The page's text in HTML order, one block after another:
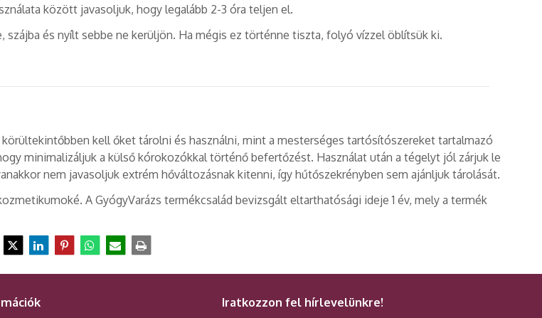
között javasoljuk, hogy legalább 2-3 óra teljen el.
szájba és nyílt sebbe ne kerüljön. Ha mégis ez történne tiszta, folyó vízzel öblítsük ki.
kell őket tárolni és használni, mint a mesterséges tartósítószereket tartalmazó
minimalizáljuk a külső kórokozókkal történő befertőzést. Használat után a tégelyt jól zárjuk le
nem javasoljuk extrém hőváltozásnak kitenni, így hűtőszekrényben sem ajánljuk tárolását.
A GyógyVarázs termékcsalád bevizsgált eltarthatósági ideje 1 év, mely a termék
Iratkozzon fel hírlevelünkre!